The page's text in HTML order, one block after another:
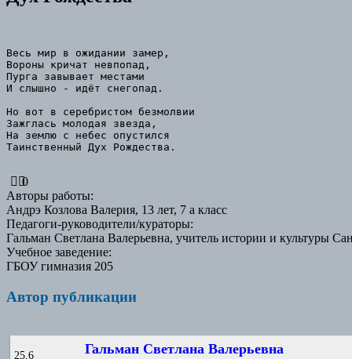
Menu
Весь мир в ожидании замер,
Вороны кричат невпопад,
Пурга завывает местами
И слышно - идёт снегопад.
Но вот в серебристом безмолвии
Зажглась молодая звезда,
На землю с небес опустился
Таинственный Дух Рождества.
0
Авторы работы:
Андрэ Козлова Валерия, 13 лет, 7 а класс
Педагоги-руководители/кураторы:
Гальман Светлана Валерьевна, учитель истории и культуры
Учебное заведение:
ГБОУ гимназия 205
Автор публикации
Гальман Светлана Валерьевна
25,6